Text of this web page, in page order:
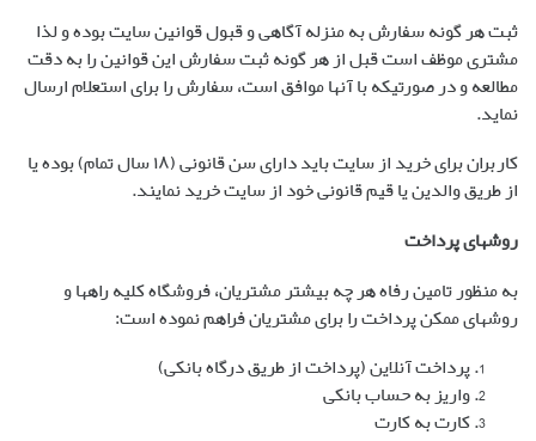
ثبت هر گونه سفارش به منزله آگاهی و قبول قوانین سایت بوده و لذا
مشتری موظف است قبل از هر گونه ثبت سفارش این قوانین را به دقت
مطالعه و در صورتیکه با آنها موافق است، سفارش را برای استعلام ارسال
نماید.
کاربران برای خرید از سایت باید دارای سن قانونی (۱۸ سال تمام) بوده یا
از طریق والدین یا قیم قانونی خود از سایت خرید نمایند.
روشهای پرداخت
به منظور تامین رفاه هر چه بیشتر مشتریان، فروشگاه کلیه راهها و
روشهای ممکن پرداخت را برای مشتریان فراهم نموده است:
پرداخت آنلاین (پرداخت از طریق درگاه بانکی)
واریز به حساب بانکی
کارت به کارت